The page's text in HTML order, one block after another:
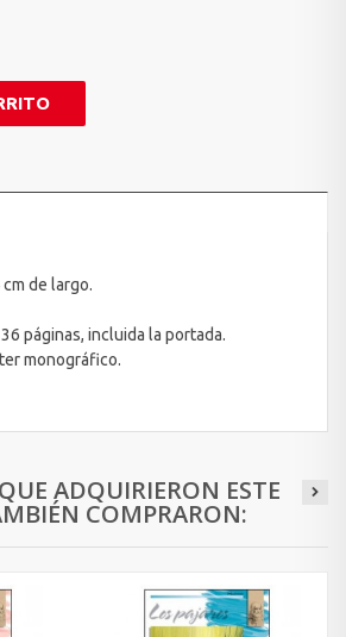
de largo.
páginas, incluida la portada.
monográfico.
ADQUIRIERON ESTE
COMPRARON: